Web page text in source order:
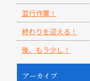
並行作業！
終わりを迎える！
後、もう少し！
アーカイブ